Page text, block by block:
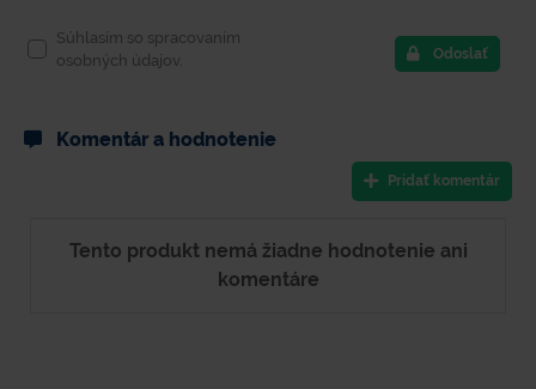
Súhlasím so spracovaním
osobných údajov.
Odoslať
Komentár a hodnotenie
Pridať komentár
Tento produkt nemá žiadne hodnotenie ani
komentáre